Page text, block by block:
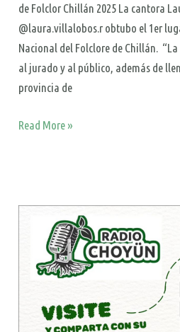
de Folclor Chillán 2025 La cantora
@laura.villalobos.r obtubo el 1er
Nacional del Folclore de Chillán.
al jurado y al público, además de
provincia de
Read More »